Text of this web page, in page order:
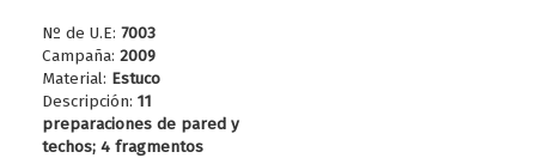
Nº de U.E: 7003
Campaña: 2009
Material: Estuco
Descripción: 11
preparaciones de pared y
techos; 4 fragmentos